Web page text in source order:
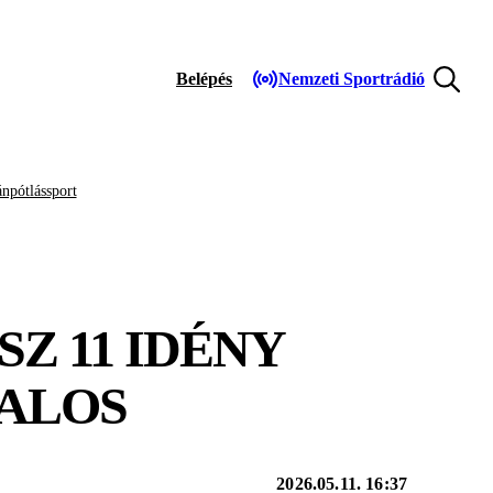
Belépés Nemzeti Sportrádió
11 IDÉNY
2026.05.11. 16:37